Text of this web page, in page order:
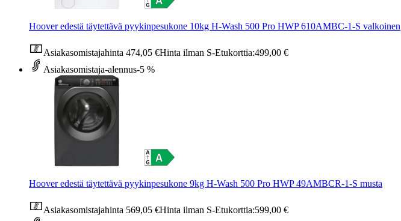
Hoover edestä täytettävä pyykinpesukone 10kg H-Wash 500 Pro HWP 610AMBC-1-S valkoinen
Asiakasomistajahinta 474,05 €Hinta ilman S-Etukorttia:499,00 €
Asiakasomistaja-alennus-5 %
Hoover edestä täytettävä pyykinpesukone 9kg H-Wash 500 Pro HWP 49AMBCR-1-S musta
Asiakasomistajahinta 569,05 €Hinta ilman S-Etukorttia:599,00 €